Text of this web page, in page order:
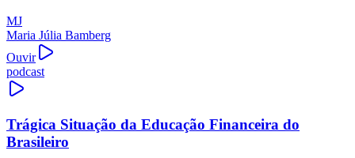
MJ
Maria Júlia Bamberg
Ouvir
podcast
Trágica Situação da Educação Financeira do
Brasileiro